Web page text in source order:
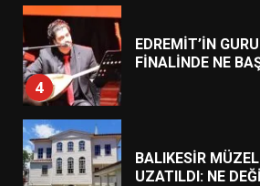
4
EDREMİT’İN
FİNALİNDE NE
BALIKESİR
UZATILDI: NE